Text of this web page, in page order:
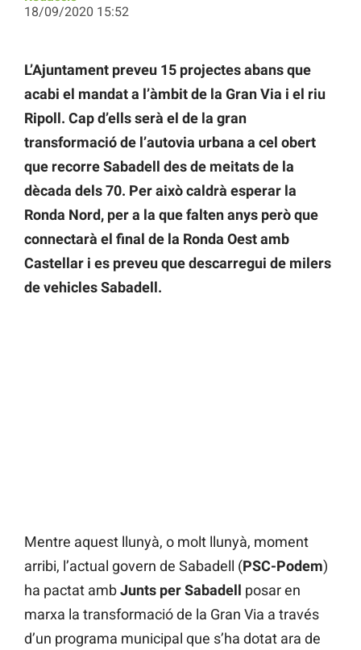
18/09/2020 15:52
L’Ajuntament preveu 15 projectes abans que
acabi el mandat a l’àmbit de la Gran Via i el riu
Ripoll. Cap d’ells serà el de la gran
transformació de l’autovia urbana a cel obert
que recorre Sabadell des de meitats de la
dècada dels 70. Per això caldrà esperar la
Ronda Nord, per a la que falten anys però que
connectarà el final de la Ronda Oest amb
Castellar i es preveu que descarregui de milers
de vehicles Sabadell.
Mentre aquest llunyà, o molt llunyà, moment
arribi, l’actual govern de Sabadell (PSC-Podem)
ha pactat ambJunts per Sabadell posar en
marxa la transformació de la Gran Via a través
d’un programa municipal que s’ha dotat ara de